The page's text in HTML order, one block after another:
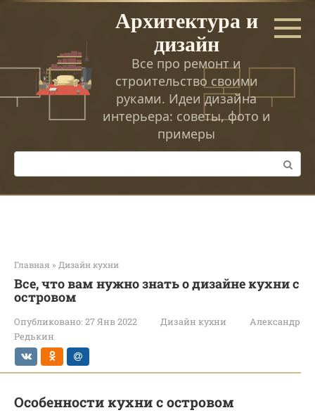
Перейти
Архитектура и
дизайн
Все про ремонт и
строительство своими
руками. Идеи дизайна
интерьера: советы, фото и
примеры
Поиск:
Главная » Дизайн кухни
Все, что вам нужно знать о дизайне кухни с
островом
Опубликовано: 27 Янв 2022 Дизайн кухни
Александр
Редькин
Особенности кухни с островом